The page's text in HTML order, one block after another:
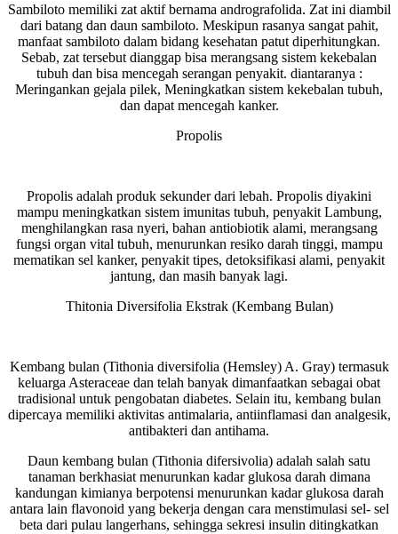
Sambiloto memiliki zat aktif bernama andrografolida. Zat ini diambil
dari batang dan daun sambiloto. Meskipun rasanya sangat pahit,
manfaat sambiloto dalam bidang kesehatan patut diperhitungkan.
Sebab, zat tersebut dianggap bisa merangsang sistem kekebalan
tubuh dan bisa mencegah serangan penyakit. diantaranya :
Meringankan gejala pilek, Meningkatkan sistem kekebalan tubuh,
dan dapat mencegah kanker.
Propolis
Propolis adalah produk sekunder dari lebah. Propolis diyakini
mampu meningkatkan sistem imunitas tubuh, penyakit Lambung,
menghilangkan rasa nyeri, bahan antiobiotik alami, merangsang
fungsi organ vital tubuh, menurunkan resiko darah tinggi, mampu
mematikan sel kanker, penyakit tipes, detoksifikasi alami, penyakit
jantung, dan masih banyak lagi.
Thitonia Diversifolia Ekstrak (Kembang Bulan)
Kembang bulan (Tithonia diversifolia (Hemsley) A. Gray) termasuk
keluarga Asteraceae dan telah banyak dimanfaatkan sebagai obat
tradisional untuk pengobatan diabetes. Selain itu, kembang bulan
dipercaya memiliki aktivitas antimalaria, antiinflamasi dan analgesik,
antibakteri dan antihama.
Daun kembang bulan (Tithonia difersivolia) adalah salah satu
tanaman berkhasiat menurunkan kadar glukosa darah dimana
kandungan kimianya berpotensi menurunkan kadar glukosa darah
antara lain flavonoid yang bekerja dengan cara menstimulasi sel- sel
beta dari pulau langerhans, sehingga sekresi insulin ditingkatkan